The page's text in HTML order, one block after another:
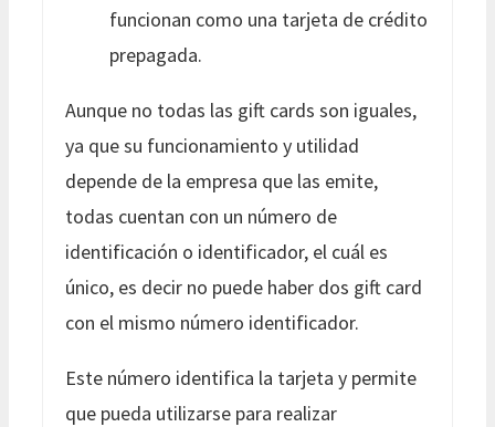
funcionan como una tarjeta de crédito
prepagada.
Aunque no todas las gift cards son iguales,
ya que su funcionamiento y utilidad
depende de la empresa que las emite,
todas cuentan con un número de
identificación o identificador, el cuál es
único, es decir no puede haber dos gift card
con el mismo número identificador.
Este número identifica la tarjeta y permite
que pueda utilizarse para realizar